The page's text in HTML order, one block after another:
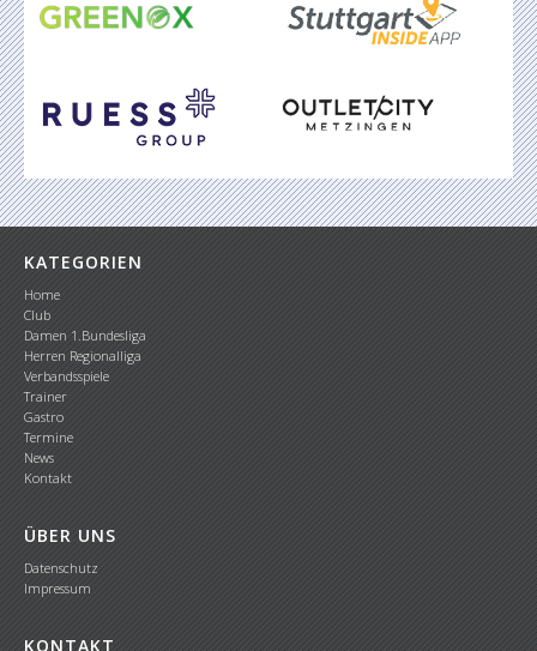
KATEGORIEN
Home
Club
Damen 1.Bundesliga
Herren Regionalliga
Verbandsspiele
Trainer
Gastro
Termine
News
Kontakt
ÜBER UNS
Datenschutz
Impressum
KONTAKT